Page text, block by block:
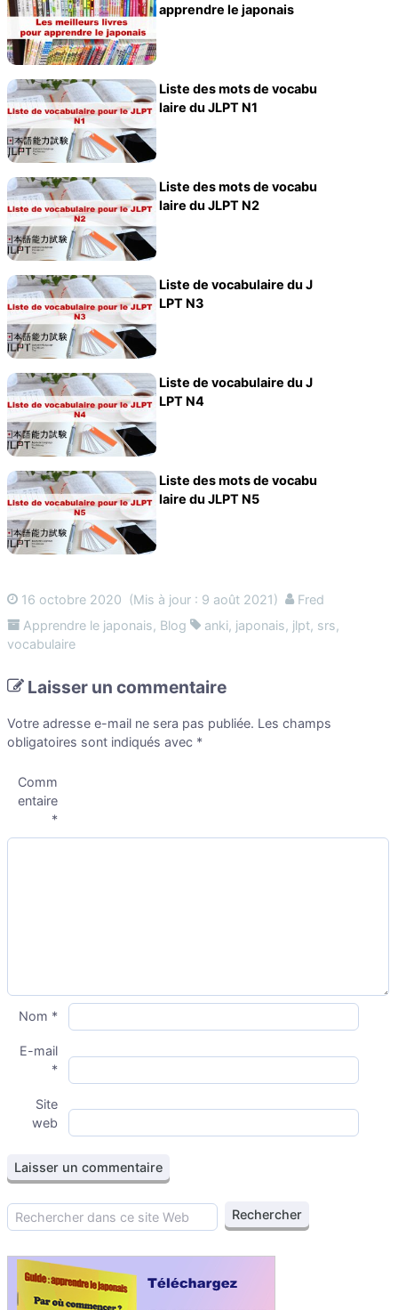
apprendre le japonais
Liste des mots de vocabu
laire du JLPT N1
Liste des mots de vocabu
laire du JLPT N2
Liste de vocabulaire du J
LPT N3
Liste de vocabulaire du J
LPT N4
Liste des mots de vocabu
laire du JLPT N5
16 octobre 2020 (Mis à jour : 9 août 2021)
Fred
Apprendre le japonais, Blog anki, japonais, jlpt, srs,
vocabulaire
Laisser un commentaire
Votre adresse e-mail ne sera pas publiée. Les champs
obligatoires sont indiqués avec *
Comm
entaire
*
Nom *
E-mail
*
Site
web